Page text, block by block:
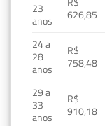
23
anos
626,85
24 a
28
anos
R$
758,48
29 a
33
anos
R$
910,18